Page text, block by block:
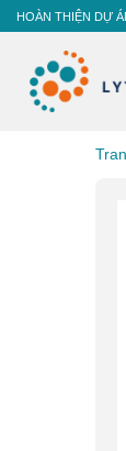
HOÀN THIỆN DỰ